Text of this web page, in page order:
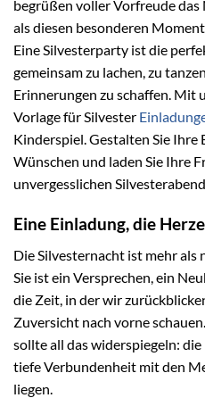
begrüßen voller Vorfreude das
als diesen besonderen
Eine Silvesterparty ist die
gemeinsam zu lachen, zu
Erinnerungen zu schaffen. Mit
Vorlage für Silvester
Kinderspiel. Gestalten Sie Ihre
Wünschen und laden Sie Ihre
unvergesslichen
Eine Einladung, die
Die Silvesternacht ist mehr als
Sie ist ein Versprechen, ein
die Zeit, in der wir
Zuversicht nach vorne
sollte all das widerspiegeln:
tiefe Verbundenheit mit den
liegen.